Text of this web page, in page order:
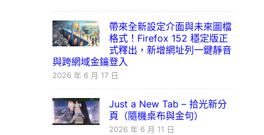
帶來全新設定介面與未來圖檔
格式！Firefox 152 穩定版正
式釋出，新增網址列一鍵靜音
與跨網域金鑰登入
2026 年 6 月 17 日
Just a New Tab – 拾光新分
頁（隨機桌布與金句）
2026 年 6 月 11 日